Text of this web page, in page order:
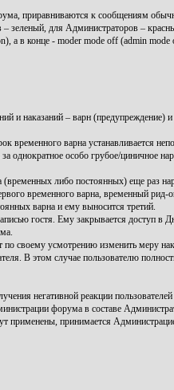
приравниваются к сообщениям
зеленый, для Администраторов –
в конце - moder mode off (admin
и наказаний – варн (предупреждение)
варна устанавливается
особо грубое/циничное
либо постоянных) еще раз
временного варна, временный рид-
варна и ему выносится третий.
гостя. Ему закрывается доступ
своему усмотрению изменить меру
В этом случае пользователю
негативной реакции
форума в составе
принимается